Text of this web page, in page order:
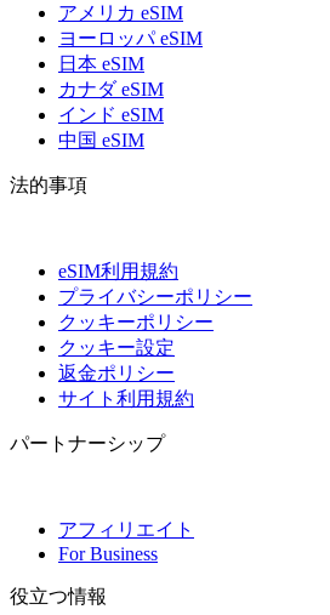
アメリカ eSIM
ヨーロッパ eSIM
日本 eSIM
カナダ eSIM
インド eSIM
中国 eSIM
法的事項
eSIM利用規約
プライバシーポリシー
クッキーポリシー
クッキー設定
返金ポリシー
サイト利用規約
パートナーシップ
アフィリエイト
For Business
役立つ情報